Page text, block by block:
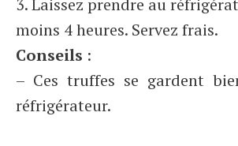
3. Laissez prendre au
moins 4 heures. Servez frais.
Conseils :
– Ces truffes se gardent
réfrigérateur.